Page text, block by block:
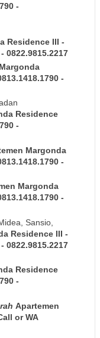
-
Residence III -
0822.9815.2217
-
Residence
-
Margonda
-
Margonda
-
Sansio,
Residence III -
0822.9815.2217
Residence
-
Apartemen
or WA